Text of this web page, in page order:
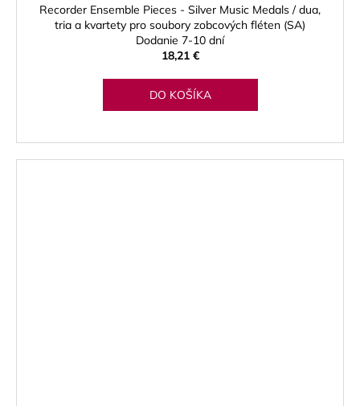
Recorder Ensemble Pieces - Silver Music Medals / dua,
tria a kvartety pro soubory zobcových fléten (SA)
Dodanie 7-10 dní
18,21 €
DO KOŠÍKA